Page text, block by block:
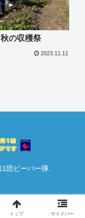
の収穫祭
2023.11.11
団ビーバー隊.
トップ サイドバー